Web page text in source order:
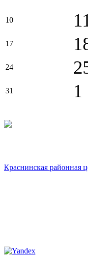
10
17
24
31 1
Краснинская районная